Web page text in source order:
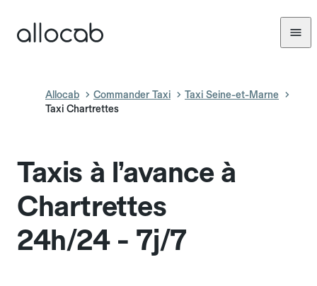
Allocab Commander Taxi
Taxi Seine-et-Marne
Taxi Chartrettes
Taxis à l’avance à
Chartrettes
24h/24 - 7j/7